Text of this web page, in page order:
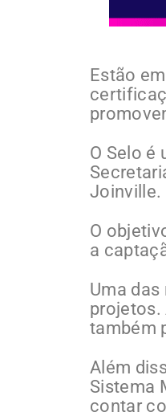
Estão
O Selo é
Joinville.
O
a
Uma
projetos.
também
Além
Sistema
contar